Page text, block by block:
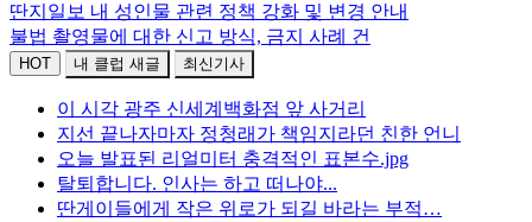
딴지일보 내 성인물 관련 정책 강화 및 변경 안내
불법 촬영물에 대한 신고 방식, 금지 사례 건
HOT 내 클럽 새글 최신기사
이 시각 광주 신세계백화점 앞 사거리
지선 끝나자마자 정청래가 책임지라던 친한 언니
오늘 발표된 리얼미터 충격적인 표본수.jpg
탈퇴합니다. 인사는 하고 떠나야...
딴게이들에게 작은 위로가 되길 바라는 부적…